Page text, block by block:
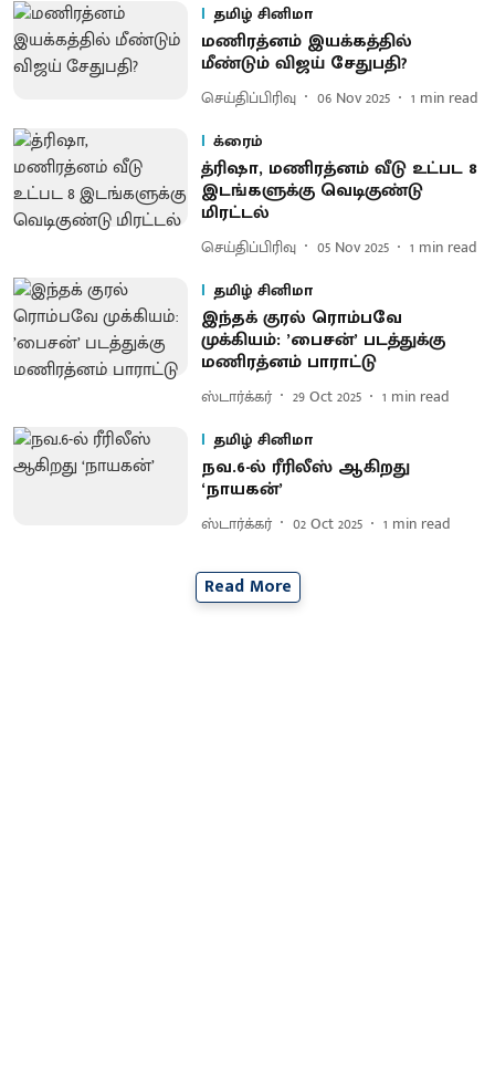
தமிழ் சினிமா
மணிரத்னம் இயக்கத்தில்
மீண்டும் விஜய் சேதுபதி?
செய்திப்பிரிவு 06 Nov 2025 1 min read
க்ரைம்
த்ரிஷா, மணிரத்னம் வீடு உட்பட 8
இடங்களுக்கு வெடிகுண்டு
மிரட்டல்
செய்திப்பிரிவு 05 Nov 2025 1 min read
தமிழ் சினிமா
இந்தக் குரல் ரொம்பவே
முக்கியம்: ’பைசன்’ படத்துக்கு
மணிரத்னம் பாராட்டு
ஸ்டார்க்கர் 29 Oct 2025 1 min read
தமிழ் சினிமா
நவ.6-ல் ரீரிலீஸ் ஆகிறது
‘நாயகன்’
ஸ்டார்க்கர் 02 Oct 2025 1 min read
Read More